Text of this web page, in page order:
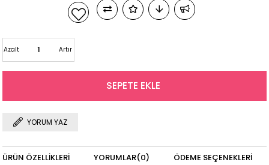
Artır
Azalt
YORUM YAZ
ÜRÜN ÖZELLIKLERI YORUMLAR(0) ÖDEME SEÇENEKLERI